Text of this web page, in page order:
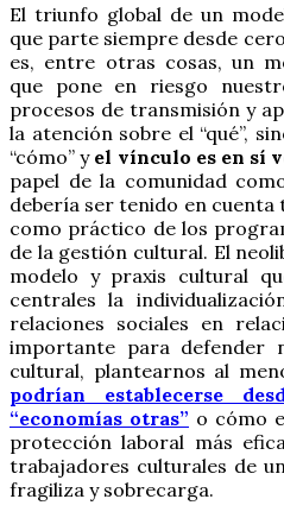
El triunfo global de un
que parte siempre desde
es, entre otras cosas, un
que pone en riesgo
procesos de transmisión y
la atención sobre el “qué”,
“cómo” y el vínculo es en sí
papel de la comunidad
debería ser tenido en cuenta
como práctico de los
de la gestión cultural. El
modelo y praxis cultural
centrales la
relaciones sociales en
importante para defender
cultural, plantearnos al
podrían establecerse
“economías otras” o cómo
protección laboral más
trabajadores culturales de
fragiliza y sobrecarga.